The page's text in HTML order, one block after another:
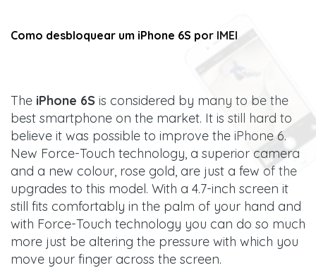
Como desbloquear um iPhone 6S por IMEI
The iPhone 6S is considered by many to be the
best smartphone on the market. It is still hard to
believe it was possible to improve the iPhone 6.
New Force-Touch technology, a superior camera
and a new colour, rose gold, are just a few of the
upgrades to this model. With a 4.7-inch screen it
still fits comfortably in the palm of your hand and
with Force-Touch technology you can do so much
more just be altering the pressure with which you
move your finger across the screen.